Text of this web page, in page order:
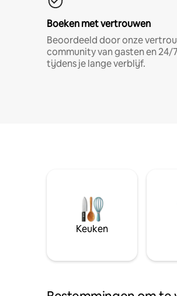
Boeken met vertrouwen
Beoordeeld door onze
community van gasten en 24/
tijdens je lange verblijf.
Keuken